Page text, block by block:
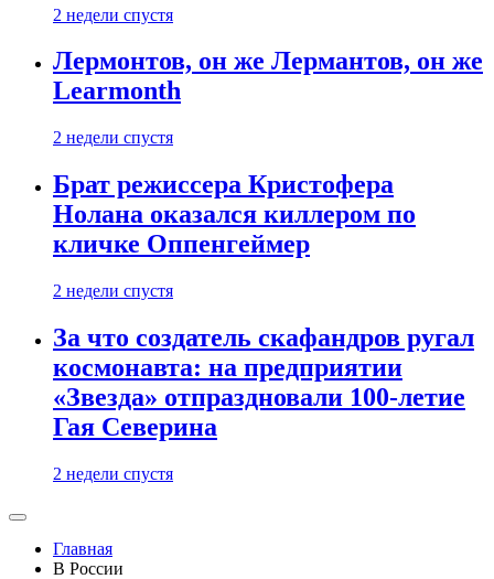
2 недели спустя
Лермонтов, он же Лермантов, он же
Learmonth
2 недели спустя
Брат режиссера Кристофера
Нолана оказался киллером по
кличке Оппенгеймер
2 недели спустя
За что создатель скафандров ругал
космонавта: на предприятии
«Звезда» отпраздновали 100-летие
Гая Северина
2 недели спустя
Главная
В России